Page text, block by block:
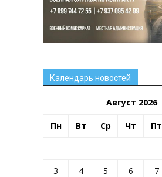
Календарь новостей
Август 2026
Пн Вт Ср Чт Пт
3
4 5 6 7